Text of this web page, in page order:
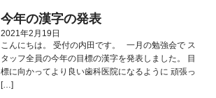
今年の漢字の発表
2021年2月19日
こんにちは。 受付の内田です。 一月の勉強会で ス
タッフ全員の今年の目標の漢字を発表しました。 目
標に向かってより良い歯科医院になるように 頑張っ
[…]